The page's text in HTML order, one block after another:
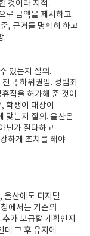
것이라 지적.
로 금액을 제시하고
, 근거를 명확히 하고
.
있는지 질의.
국 하위권임. 성범죄
직을 허가해 준 것이
학생이 대상이
맞는지 질의. 울산은
닌가 질타하고
하게 조치를 해야
울산에도 디지털
에서는 기존의
가 보급할 계획인지
그 후 유지에